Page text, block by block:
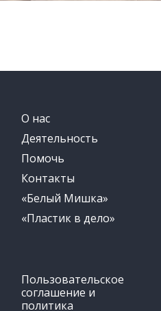
О нас
Деятельность
Помочь
Контакты
«Белый Мишка»
«Пластик в дело»
Пользовательское
соглашение и
политика